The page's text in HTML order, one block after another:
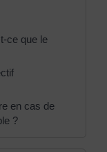
ce que le
en cas de
?